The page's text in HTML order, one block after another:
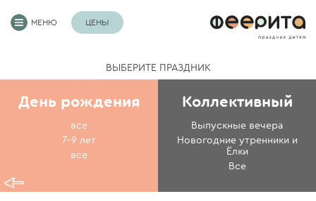
МЕНЮ ЦЕНЫ
ВЫБЕРИТЕ ПРАЗДНИК
День рождения
все
7-9 лет
все
Коллективный
Выпускные вечера
Новогодние утренники и
Ёлки
Все